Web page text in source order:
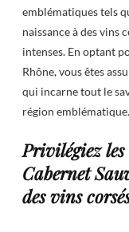
emblématiques tels
naissance à des vins
intenses. En optant
Rhône, vous êtes
qui incarne tout le
région emblématique.
Privilégiez les
Cabernet
des vins